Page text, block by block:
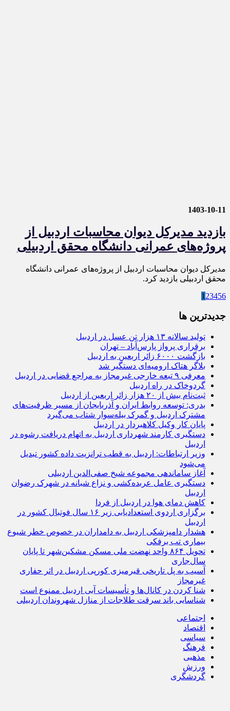
1403-10-11
بازدید مدیرکل دیوان محاسبات اردبیل از
پروژه‌های عمرانی دانشگاه محقق اردبیلی
مدیرکل دیوان محاسبات اردبیل از پروژه‌های عمرانی دانشگاه
محقق اردبیلی بازدید کرد.
1 23456
جديدترين ها
تولید سالانه ۱۳ هزار تن عسل در اردبیل
برقراری پرواز پارس‌آباد – تهران
بازگشت ۶۰۰۰ زائر اربعین به اردبیل
بلاگر هتاک ارومیه‌ای دستگیر شد
معرفی ۹ تبعه خارجی غیرمجاز به مراجع قضایی در اردبیل
گردوخاک در راه اردبیل
ثبت‌نام بیش از ۲۰ هزار زائر اربعین از اردبیل
بدری: توسعه روابط ایران و آذربایجان از مسیر ظرفیت‌های
مشترک اردبیل و گمرک بیله‌سوار شتاب می‌گیرد
پایان کار وکیل کلاهبردار در اردبیل
دستگیری کارمند شهرداری اردبیل به اتهام دریافت رشوه در
اردبیل
وزیر ارتباطات: اردبیل به قطب ترانزیت داده کشور تبدیل
می‌شود
آغاز ساماندهی مجموعه شیخ صفی‌الدین اردبیلی
دستگیری عامل عربده‌کشی و نزاع شبانه در شهرک رضوان
اردبیل
کاهش دمای هوا در اردبیل از فردا
برگزاری اردوی استعدادیابی زیر ۱۶ سال فوتبال کشور در
اردبیل
هشدار دامپزشکی اردبیل به دامداران در خصوص خطر شیوع
بیماری تب برفکی
تحویل ۸۶۴ واحد نهضت ملی مسکن مشکین‌شهر تا پایان
سال‌جاری
آسیب به پل تاریخی قیرمیزی کورپی اردبیل در اثر حفاری
غیرمجاز
شنا کردن در کانال‌ها و تأسیسات آبی اردبیل ممنوع است
شناسایی باند سرقت طلاجات از منازل شهروندان اردبیلی
اجتماعی
اقتصاد
سیاسی
فرهنگ
مذهبی
ورزش
گردشگری